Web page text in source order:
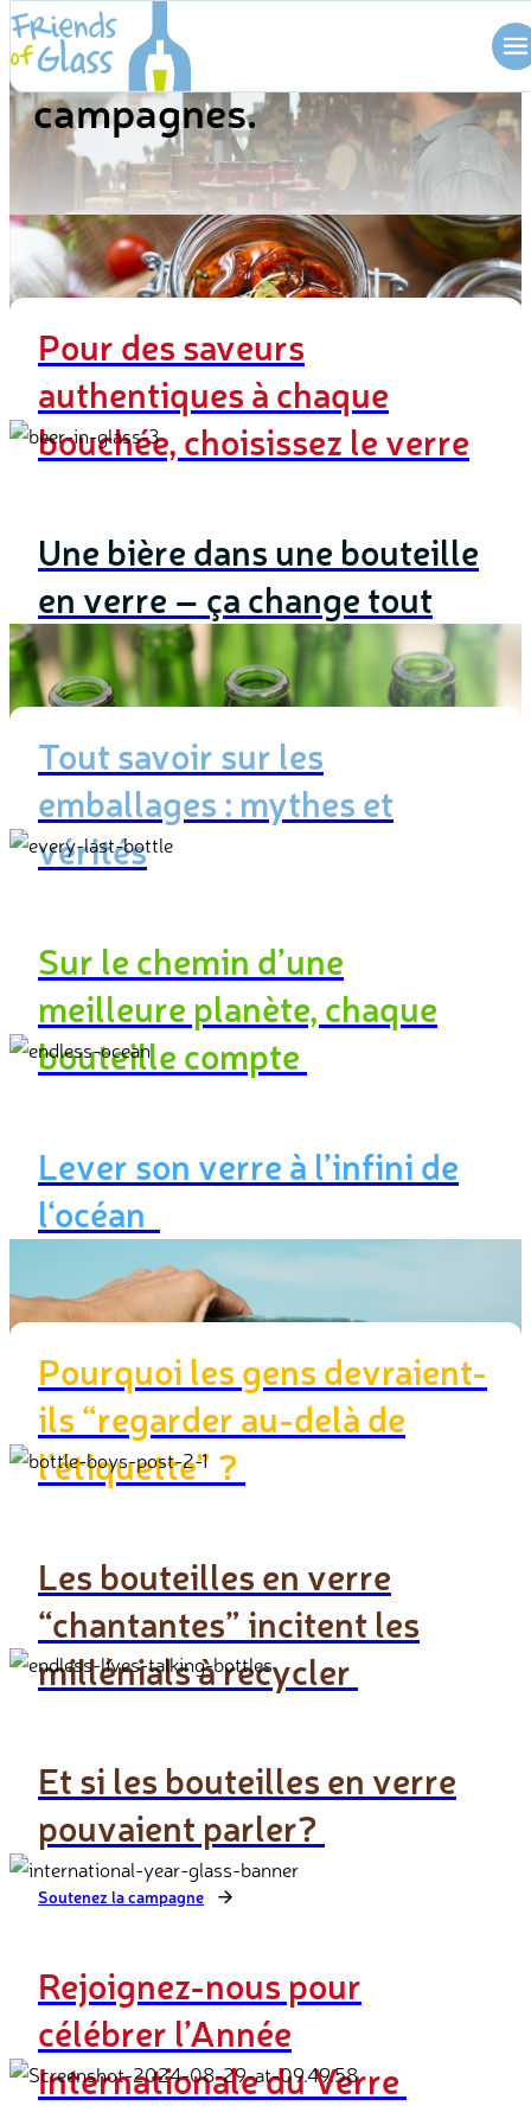
Skip
to
content
Découvrez nos dernières
campagnes.
Pour des saveurs
authentiques à chaque
bouchée, choisissez le verre
Une bière dans une bouteille
en verre – ça change tout
En savoir plus
Tout savoir sur les
emballages : mythes et
vérités
Sur le chemin d’une
meilleure planète, chaque
bouteille compte
Lever son verre à l’infini de
l‘océan
En savoir plus
Pourquoi les gens devraient-
ils “regarder au-delà de
l’étiquette” ?
Les bouteilles en verre
“chantantes” incitent les
millénials à recycler
Et si les bouteilles en verre
pouvaient parler?
Soutenez la campagne
Rejoignez-nous pour
célébrer l’Année
Internationale du Verre